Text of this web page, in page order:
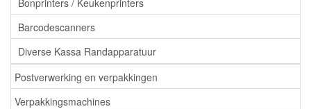
Barcodescanners
Diverse Kassa Randapparatuur
Postverwerking en verpakkingen
Verpakkingsmachines